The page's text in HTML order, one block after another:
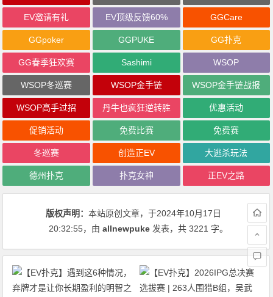
EV邀请有礼 EV顶级反馈60% GGCare
GGpoker GGPUKE GG扑克
GG春季狂欢赛 Sashimi WSOP
WSOP冬巡赛 WSOP金手链 WSOP金手链战报
WSOP高手过招 丹牛也疯狂逆转胜 优惠活动
促销活动 免费比赛 免费赛
冬巡赛 创造正EV 大逃杀玩法
德州扑克 扑克女神 正EV之路
版权声明：本站原创文章，于2024年10月17日
20:32:55，由allnewpuke 发表，共 3221 字。